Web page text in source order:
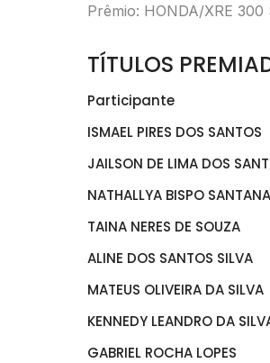
Prêmio: HONDA/XRE 300
TÍTULOS
Participante
ISMAEL PIRES DOS SANTOS
JAILSON DE LIMA DOS
NATHALLYA BISPO SANTANA
TAINA NERES DE SOUZA
ALINE DOS SANTOS SILVA
MATEUS OLIVEIRA DA SILVA
KENNEDY LEANDRO DA
GABRIEL ROCHA LOPES